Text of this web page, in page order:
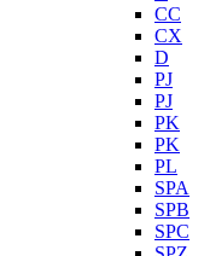
CC
CX
D
PJ
PJ
PK
PK
PL
SPA
SPB
SPC